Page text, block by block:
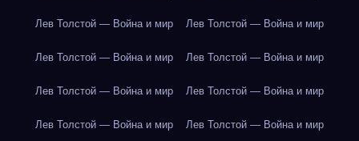
Лев Толстой — Война и мир Лев Толстой — Война и мир
Лев Толстой — Война и мир Лев Толстой — Война и мир
Лев Толстой — Война и мир Лев Толстой — Война и мир
Лев Толстой — Война и мир Лев Толстой — Война и мир